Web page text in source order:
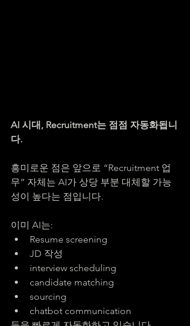
AI 시대, Recruitment는 점점 자동화됩니
다.
흥미로운 점은 앞으로 “Recruitment 업
무” 자체는 AI가 상당 부분 대체할 가능
성이 높다는 점입니다.
이미 AI는:
Resume screening
JD 작성
interview scheduling
candidate matching
sourcing
chatbot communication